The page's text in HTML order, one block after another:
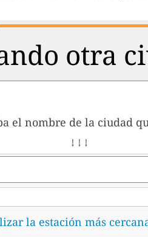
otra
el nombre de la ciudad
↓ ↓ ↓
la estación más